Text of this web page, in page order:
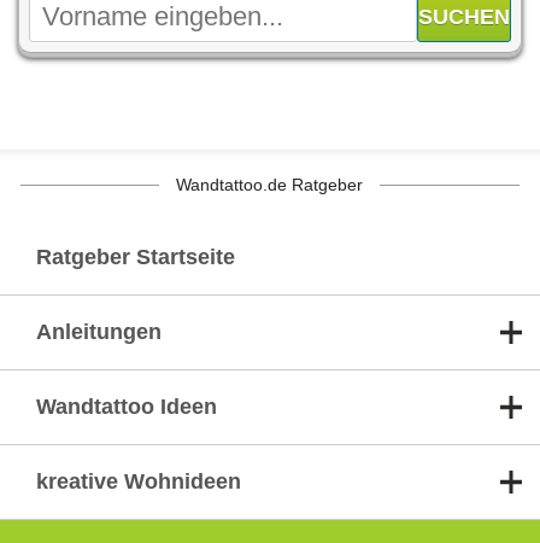
Wandtattoo.de Ratgeber
Ratgeber Startseite
Anleitungen
Wandtattoo Ideen
kreative Wohnideen